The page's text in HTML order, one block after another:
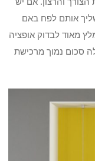
אותם לפח באם
מאוד לבדוק אופציה
סכום נמוך מרכישת